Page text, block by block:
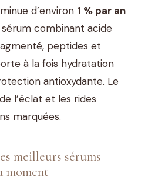
d’environ 1 % par an
sérum combinant acide
peptides et
à la fois hydratation
antioxydante. Le
l’éclat et les rides
marquées.
meilleurs sérums
moment